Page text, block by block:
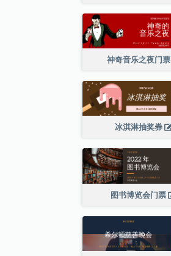
神奇音乐之夜门票
冰淇淋抽奖券
图书博览会门票